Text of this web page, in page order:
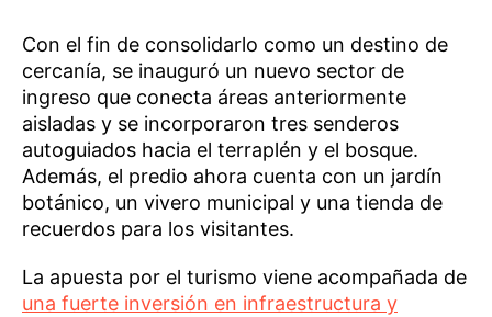
Con el fin de consolidarlo como un destino de
cercanía, se inauguró un nuevo sector de
ingreso que conecta áreas anteriormente
aisladas y se incorporaron tres senderos
autoguiados hacia el terraplén y el bosque.
Además, el predio ahora cuenta con un jardín
botánico, un vivero municipal y una tienda de
recuerdos para los visitantes.
La apuesta por el turismo viene acompañada de
una fuerte inversión en infraestructura y